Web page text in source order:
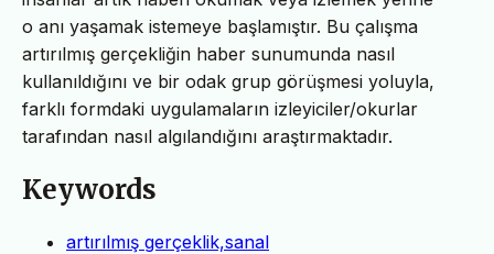
o anı yaşamak istemeye başlamıştır. Bu çalışma
artırılmış gerçekliğin haber sunumunda nasıl
kullanıldığını ve bir odak grup görüşmesi yoluyla,
farklı formdaki uygulamaların izleyiciler/okurlar
tarafından nasıl algılandığını araştırmaktadır.
Keywords
artırılmış gerçeklik,sanal